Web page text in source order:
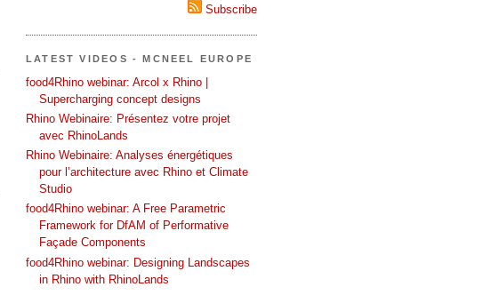
Subscribe
LATEST VIDEOS - MCNEEL EUROPE
food4Rhino webinar: Arcol x Rhino |
Supercharging concept designs
Rhino Webinaire: Présentez votre projet
avec RhinoLands
Rhino Webinaire: Analyses énergétiques
pour l’architecture avec Rhino et Climate
Studio
food4Rhino webinar: A Free Parametric
Framework for DfAM of Performative
Façade Components
food4Rhino webinar: Designing Landscapes
in Rhino with RhinoLands